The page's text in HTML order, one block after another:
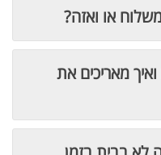
או ואזה?
מאריכים את